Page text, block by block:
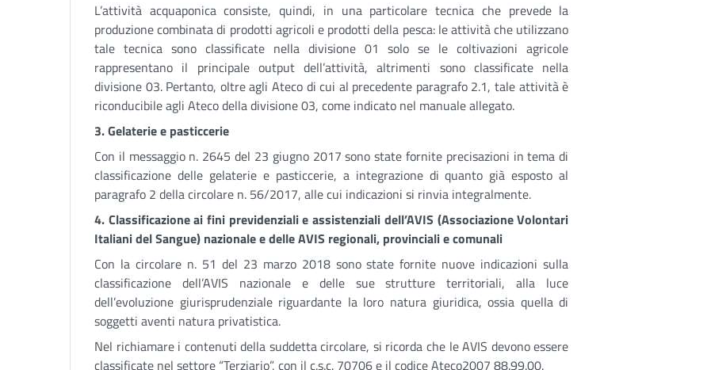
L’attività acquaponica consiste, quindi, in una particolare tecnica che prevede la
produzione combinata di prodotti agricoli e prodotti della pesca: le attività che utilizzano
tale tecnica sono classificate nella divisione 01 solo se le coltivazioni agricole
rappresentano il principale output dell’attività, altrimenti sono classificate nella
divisione 03. Pertanto, oltre agli Ateco di cui al precedente paragrafo 2.1, tale attività è
riconducibile agli Ateco della divisione 03, come indicato nel manuale allegato.
3. Gelaterie e pasticcerie
Con il messaggio n. 2645 del 23 giugno 2017 sono state fornite precisazioni in tema di
classificazione delle gelaterie e pasticcerie, a integrazione di quanto già esposto al
paragrafo 2 della circolare n. 56/2017, alle cui indicazioni si rinvia integralmente.
4. Classificazione ai fini previdenziali e assistenziali dell’AVIS (Associazione Volontari
Italiani del Sangue) nazionale e delle AVIS regionali, provinciali e comunali
Con la circolare n. 51 del 23 marzo 2018 sono state fornite nuove indicazioni sulla
classificazione dell’AVIS nazionale e delle sue strutture territoriali, alla luce
dell’evoluzione giurisprudenziale riguardante la loro natura giuridica, ossia quella di
soggetti aventi natura privatistica.
Nel richiamare i contenuti della suddetta circolare, si ricorda che le AVIS devono essere
classificate nel settore “Terziario”, con il c.s.c. 70706 e il codice Ateco2007 88.99.00.